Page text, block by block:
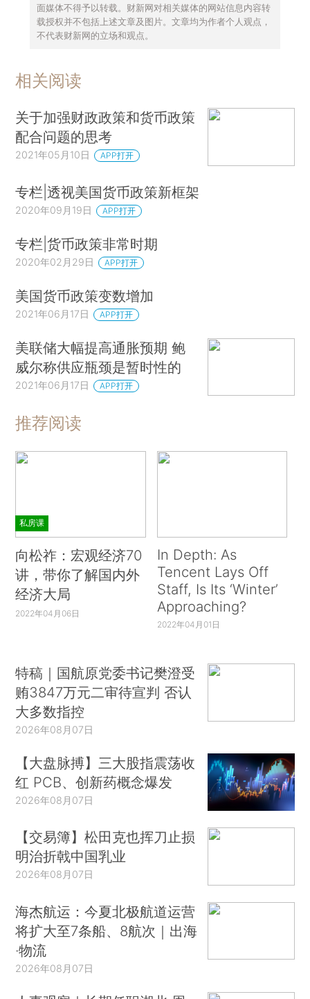
面媒体不得予以转载。财新网对相关媒体的网站信息内容转
载授权并不包括上述文章及图片。文章均为作者个人观点，
不代表财新网的立场和观点。
相关阅读
关于加强财政政策和货币政策
配合问题的思考
2021年05月10日 APP打开
专栏|透视美国货币政策新框架
2020年09月19日 APP打开
专栏|货币政策非常时期
2020年02月29日 APP打开
美国货币政策变数增加
2021年06月17日 APP打开
美联储大幅提高通胀预期 鲍
威尔称供应瓶颈是暂时性的
2021年06月17日 APP打开
推荐阅读
私房课
向松祚：宏观经济70
讲，带你了解国内外
经济大局
2022年04月06日
In Depth: As
Tencent Lays Off
Staff, Is Its ‘Winter’
Approaching?
2022年04月01日
特稿｜国航原党委书记樊澄受
贿3847万元二审待宣判 否认
大多数指控
2026年08月07日
【大盘脉搏】三大股指震荡收
红 PCB、创新药概念爆发
2026年08月07日
【交易簿】松田克也挥刀止损
明治折戟中国乳业
2026年08月07日
海杰航运：今夏北极航道运营
将扩大至7条船、8航次｜出海
·物流
2026年08月07日